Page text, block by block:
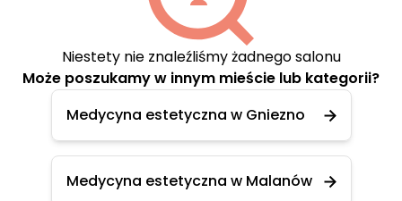
Niestety nie znaleźliśmy żadnego salonu
Może poszukamy w innym mieście lub kategorii?
Medycyna estetyczna w Gniezno
Medycyna estetyczna w Malanów